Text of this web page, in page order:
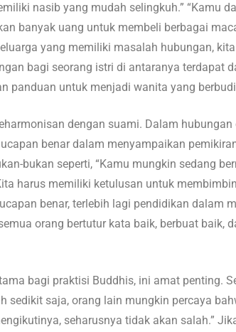
nasib yang mudah selingkuh.” “Kamu
banyak uang untuk membeli berbagai
yang memiliki masalah hubungan,
bagi seorang istri di antaranya terdapat
panduan untuk menjadi wanita yang
dengan suami. Dalam
benar dalam menyampaikan
bukan seperti, “Kamu mungkin sedang
harus memiliki ketulusan untuk
benar, terlebih lagi pendidikan dalam
orang bertutur kata baik, berbuat baik,
bagi praktisi Buddhis, ini amat penting.
sedikit saja, orang lain mungkin percaya
seharusnya tidak akan salah.”